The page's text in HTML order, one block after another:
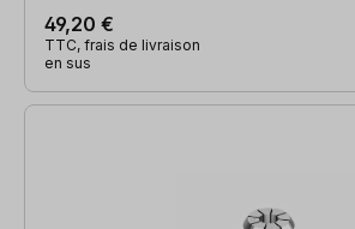
49,20 €
TTC, frais de livraison
en sus